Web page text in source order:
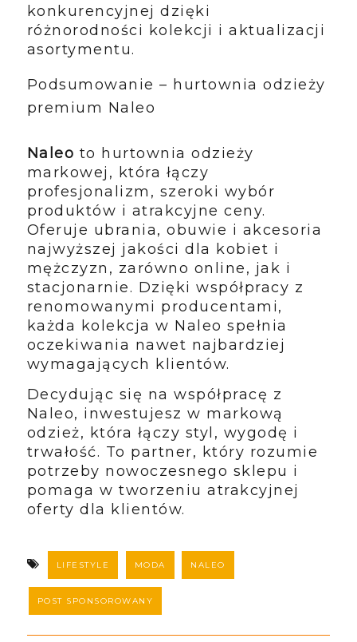
konkurencyjnej dzięki
różnorodności kolekcji i aktualizacji
asortymentu.
Podsumowanie – hurtownia odzieży
premium Naleo
Naleo to hurtownia odzieży
markowej, która łączy
profesjonalizm, szeroki wybór
produktów i atrakcyjne ceny.
Oferuje ubrania, obuwie i akcesoria
najwyższej jakości dla kobiet i
mężczyzn, zarówno online, jak i
stacjonarnie. Dzięki współpracy z
renomowanymi producentami,
każda kolekcja w Naleo spełnia
oczekiwania nawet najbardziej
wymagających klientów.
Decydując się na współpracę z
Naleo, inwestujesz w markową
odzież, która łączy styl, wygodę i
trwałość. To partner, który rozumie
potrzeby nowoczesnego sklepu i
pomaga w tworzeniu atrakcyjnej
oferty dla klientów.
LIFESTYLE MODA NALEO
POST SPONSOROWANY